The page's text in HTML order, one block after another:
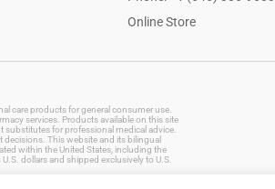
Online Store
care products for general consumer use.
services. Products available on this site
substitutes for professional medical advice.
This website and its bilingual
within the United States, including the
dollars and shipped exclusively to U.S.